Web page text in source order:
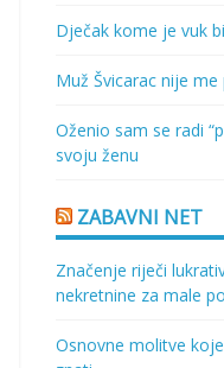
Dječak kome je vuk
Muž Švicarac nije me
Oženio sam se radi
svoju ženu
ZABAVNI NET
Značenje riječi
nekretnine za male
Osnovne molitve